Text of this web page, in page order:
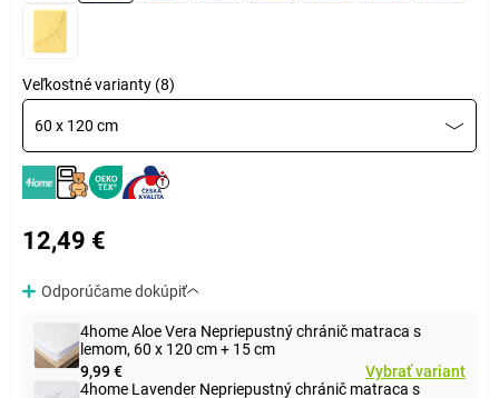
Veľkostné varianty (8)
60 x 120 cm
12,49 €
Odporúčame dokúpiť
4home Aloe Vera Nepriepustný chránič matraca s
lemom, 60 x 120 cm + 15 cm
9,99 €
Vybrať variant
4home Lavender Nepriepustný chránič matraca s